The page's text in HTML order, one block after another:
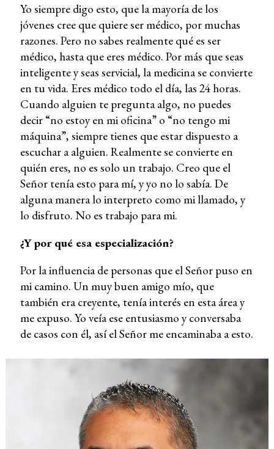
Yo siempre digo esto, que la mayoría de los
jóvenes cree que quiere ser médico, por muchas
razones. Pero no sabes realmente qué es ser
médico, hasta que eres médico. Por más que seas
inteligente y seas servicial, la medicina se convierte
en tu vida. Eres médico todo el día, las 24 horas.
Cuando alguien te pregunta algo, no puedes
decir “no estoy en mi oficina” o “no tengo mi
máquina”, siempre tienes que estar dispuesto a
escuchar a alguien. Realmente se convierte en
quién eres, no es solo un trabajo. Creo que el
Señor tenía esto para mí, y yo no lo sabía. De
alguna manera lo interpreto como mi llamado, y
lo disfruto. No es trabajo para mi.
¿Y por qué esa especialización?
Por la influencia de personas que el Señor puso en
mi camino. Un muy buen amigo mío, que
también era creyente, tenía interés en esta área y
me expuso. Yo veía ese entusiasmo y conversaba
de casos con él, así el Señor me encaminaba a esto.